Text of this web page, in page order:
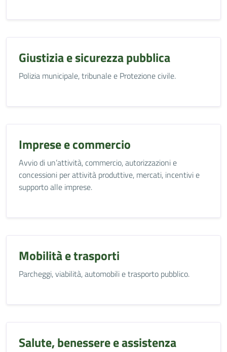
Giustizia e sicurezza pubblica
Polizia municipale, tribunale e Protezione civile.
Imprese e commercio
Avvio di un’attività, commercio, autorizzazioni e
concessioni per attività produttive, mercati, incentivi e
supporto alle imprese.
Mobilità e trasporti
Parcheggi, viabilità, automobili e trasporto pubblico.
Salute, benessere e assistenza